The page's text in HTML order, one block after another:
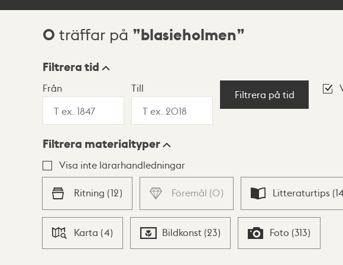
Sökresultat
0 träffar på blasieholmen
Visningsläge
Lista Karta
Filtrera tid
Från Till
Filtrera på tid
Filtrera materialtyper
Visa inte lärarhandledningar
Ritning (12) Föremål (0) Litteraturtips (
Karta (4) Bildkonst (23) Foto (313)